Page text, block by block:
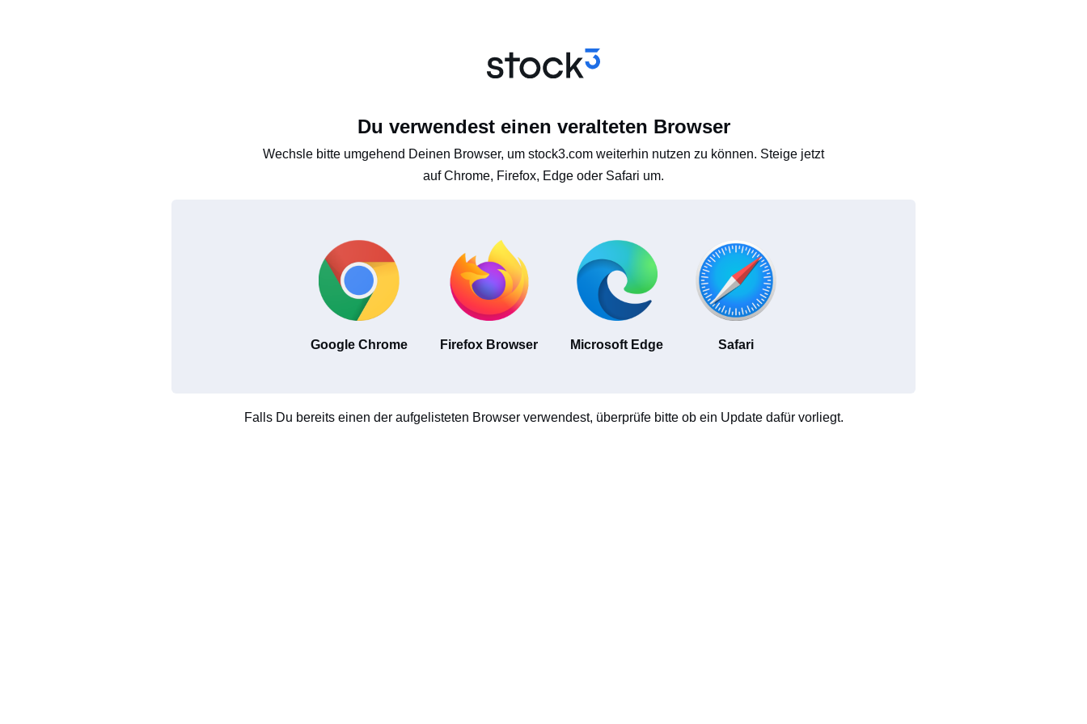
Du verwendest einen veralteten Browser
Wechsle bitte umgehend Deinen Browser, um stock3.com weiterhin nutzen zu können. Steige jetzt
auf Chrome, Firefox, Edge oder Safari um.
Google Chrome Firefox Browser Microsoft Edge Safari
Falls Du bereits einen der aufgelisteten Browser verwendest, überprüfe bitte ob ein Update dafür vorliegt.